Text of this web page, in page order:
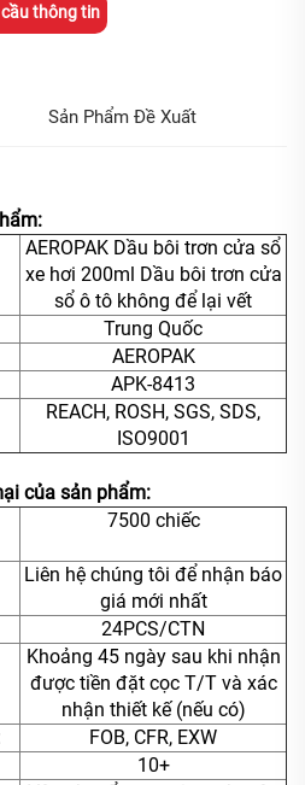
cầu thông tin
Sản Phẩm Đề Xuất
AEROPAK Dầu bôi trơn cửa sổ
xe hơi 200ml Dầu bôi trơn cửa
sổ ô tô không để lại vết
Trung Quốc
AEROPAK
APK-8413
REACH, ROSH, SGS, SDS,
ISO9001
của sản phẩm:
7500 chiếc
Liên hệ chúng tôi để nhận báo
giá mới nhất
24PCS/CTN
Khoảng 45 ngày sau khi nhận
được tiền đặt cọc T/T và xác
nhận thiết kế (nếu có)
FOB, CFR, EXW
10+